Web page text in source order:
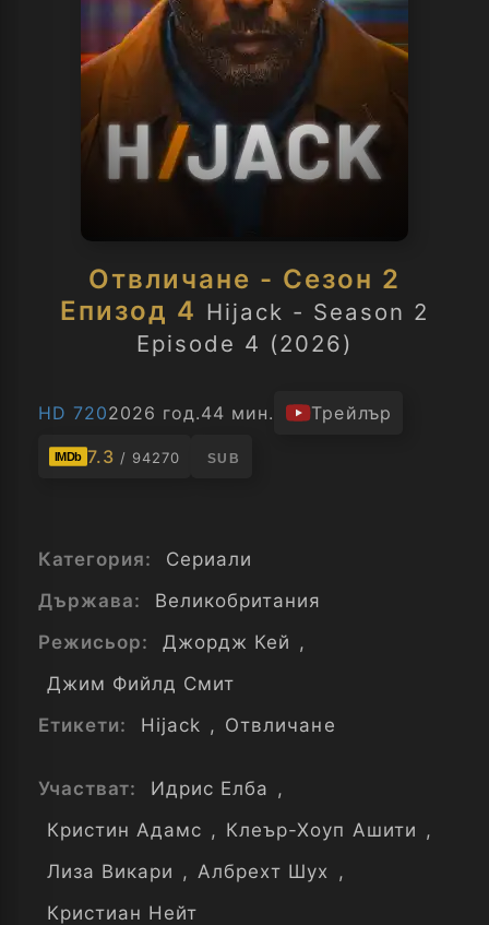
Отвличане - Сезон 2
Епизод 4 Hijack - Season 2
Episode 4 (2026)
HD 7202026 год.44 мин. Трейлър
IMDb 7.3 / 94270 SUB
Категория:
Сериали
Държава:
Великобритания
Режисьор:
Джордж Кей ,
Джим Фийлд Смит
Етикети:
Hijack , Отвличане
Участват: Идрис Елба ,
Кристин Адамс , Клеър-Хоуп Ашити ,
Лиза Викари , Албрехт Шух ,
Кристиан Нейт